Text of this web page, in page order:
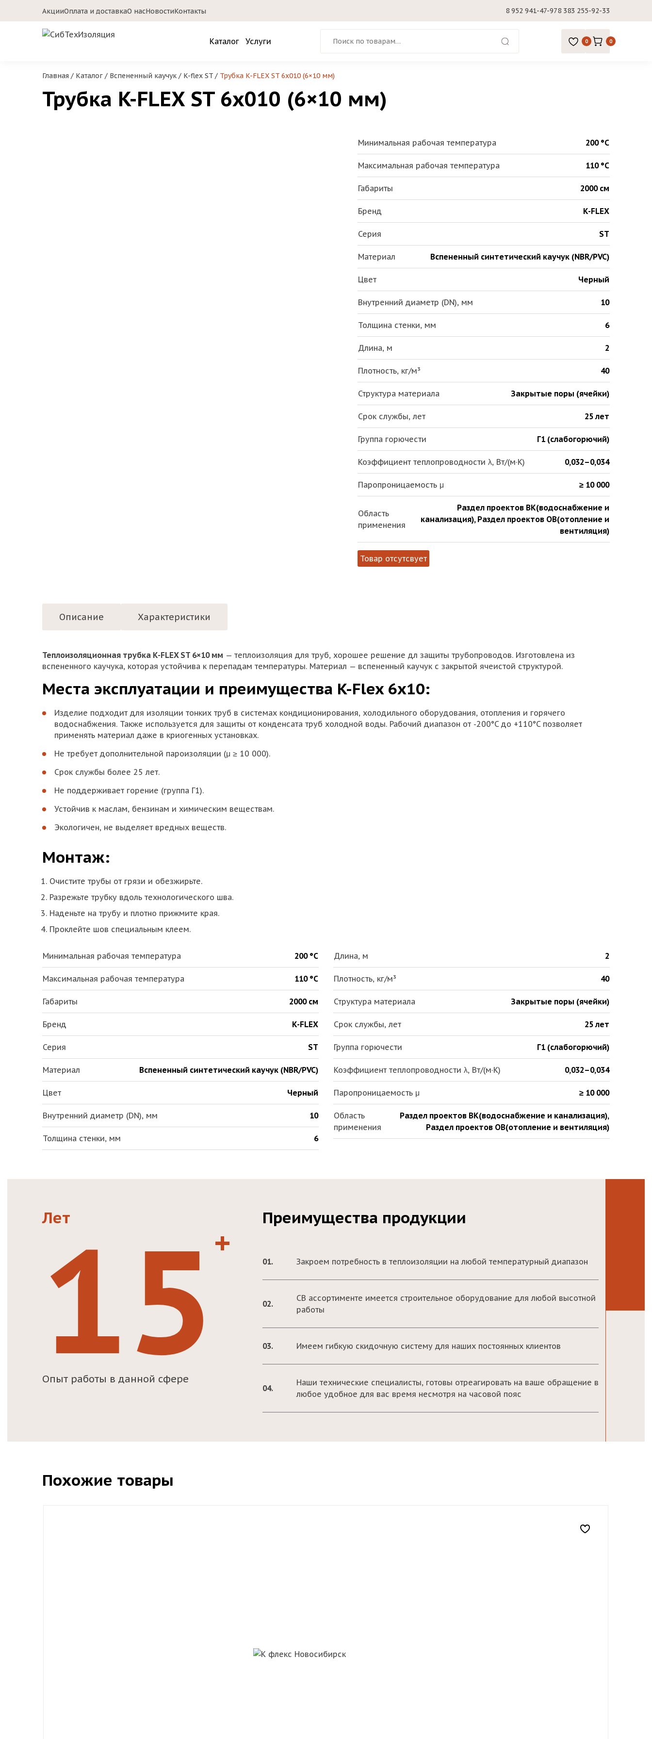
АкцииОплата и доставкаО насНовостиКонтакты 8 952 941-47-978 383 255-92-33
Каталог Услуги 0 0
Главная / Каталог / Вспененный каучук / K-flex ST / Трубка K-FLEX ST 6х010 (6×10 мм)
Трубка K-FLEX ST 6х010 (6×10 мм)
Минимальная рабочая температура 200 °С
Максимальная рабочая температура 110 °С
Габариты 2000 см
Бренд K-FLEX
Серия ST
Материал Вспененный синтетический каучук (NBR/PVC)
Цвет Черный
Внутренний диаметр (DN), мм 10
Толщина стенки, мм 6
Длина, м 2
Плотность, кг/м³ 40
Структура материала Закрытые поры (ячейки)
Срок службы, лет 25 лет
Группа горючести Г1 (слабогорючий)
Коэффициент теплопроводности λ, Вт/(м·К) 0,032–0,034
Паропроницаемость μ ≥ 10 000
Область
применения
Раздел проектов ВК(водоснабжение и
канализация), Раздел проектов ОВ(отопление и
вентиляция)
Товар отсутсвует
Описание Характеристики
Теплоизоляционная трубка K-FLEX ST 6×10 мм — теплоизоляция для труб, хорошее решение дл защиты трубопроводов. Изготовлена из
вспененного каучука, которая устойчива к перепадам температуры. Материал — вспененный каучук с закрытой ячеистой структурой.
Места эксплуатации и преимущества K-Flex 6х10:
Изделие подходит для изоляции тонких труб в системах кондиционирования, холодильного оборудования, отопления и горячего
водоснабжения. Также используется для защиты от конденсата труб холодной воды. Рабочий диапазон от -200°C до +110°C позволяет
применять материал даже в криогенных установках.
Не требует дополнительной пароизоляции (μ ≥ 10 000).
Срок службы более 25 лет.
Не поддерживает горение (группа Г1).
Устойчив к маслам, бензинам и химическим веществам.
Экологичен, не выделяет вредных веществ.
Монтаж:
Очистите трубы от грязи и обезжирьте.
Разрежьте трубку вдоль технологического шва.
Наденьте на трубу и плотно прижмите края.
Проклейте шов специальным клеем.
Минимальная рабочая температура 200 °С
Максимальная рабочая температура 110 °С
Габариты 2000 см
Бренд K-FLEX
Серия ST
Материал Вспененный синтетический каучук (NBR/PVC)
Цвет Черный
Внутренний диаметр (DN), мм 10
Толщина стенки, мм 6
Длина, м 2
Плотность, кг/м³ 40
Структура материала Закрытые поры (ячейки)
Срок службы, лет 25 лет
Группа горючести Г1 (слабогорючий)
Коэффициент теплопроводности λ, Вт/(м·К) 0,032–0,034
Паропроницаемость μ ≥ 10 000
Область
применения
Раздел проектов ВК(водоснабжение и канализация),
Раздел проектов ОВ(отопление и вентиляция)
Лет
15 +
Опыт работы в данной сфере
Преимущества продукции
01. Закроем потребность в теплоизоляции на любой температурный диапазон
02.
СВ ассортименте имеется строительное оборудование для любой высотной
работы
03. Имеем гибкую скидочную систему для наших постоянных клиентов
04.
Наши технические специалисты, готовы отреагировать на ваше обращение в
любое удобное для вас время несмотря на часовой пояс
Похожие товары